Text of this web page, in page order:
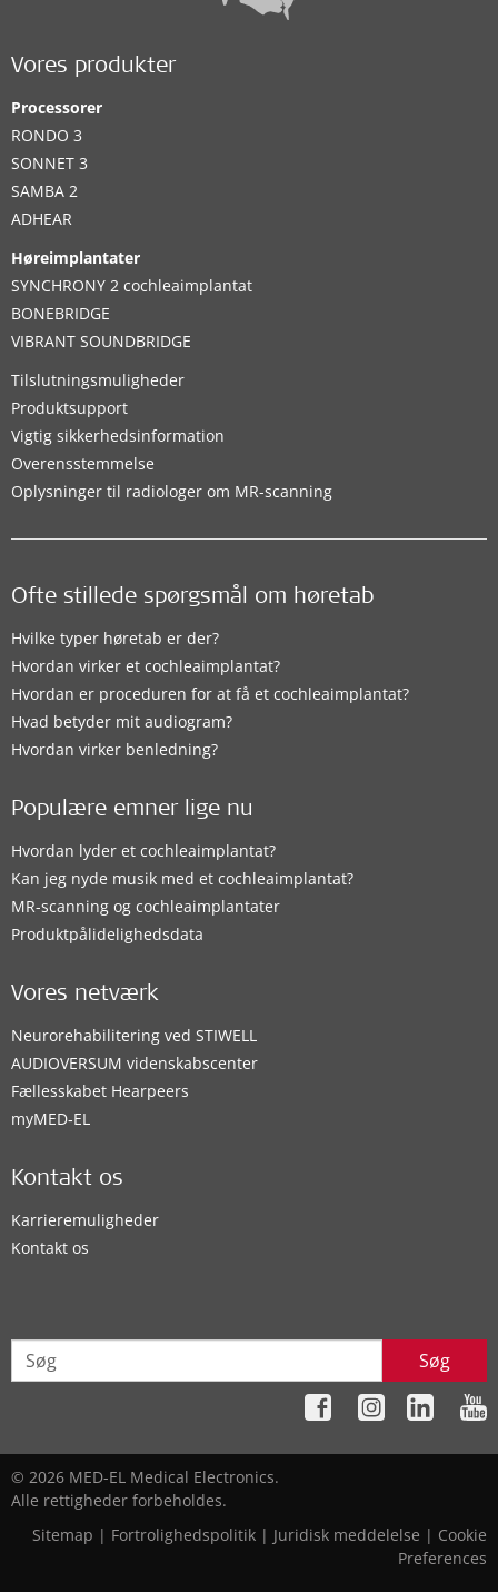
Vores produkter
Processorer
RONDO 3
SONNET 3
SAMBA 2
ADHEAR
Høreimplantater
SYNCHRONY 2 cochleaimplantat
BONEBRIDGE
VIBRANT SOUNDBRIDGE
Tilslutningsmuligheder
Produktsupport
Vigtig sikkerhedsinformation
Overensstemmelse
Oplysninger til radiologer om MR-scanning
Ofte stillede spørgsmål om høretab
Hvilke typer høretab er der?
Hvordan virker et cochleaimplantat?
Hvordan er proceduren for at få et cochleaimplantat?
Hvad betyder mit audiogram?
Hvordan virker benledning?
Populære emner lige nu
Hvordan lyder et cochleaimplantat?
Kan jeg nyde musik med et cochleaimplantat?
MR-scanning og cochleaimplantater
Produktpålidelighedsdata
Vores netværk
Neurorehabilitering ved STIWELL
AUDIOVERSUM videnskabscenter
Fællesskabet Hearpeers
myMED‑EL
Kontakt os
Karrieremuligheder
Kontakt os
Søg
© 2026 MED-EL Medical Electronics.
Alle rettigheder forbeholdes.
Sitemap | Fortrolighedspolitik | Juridisk meddelelse | Cookie
Preferences